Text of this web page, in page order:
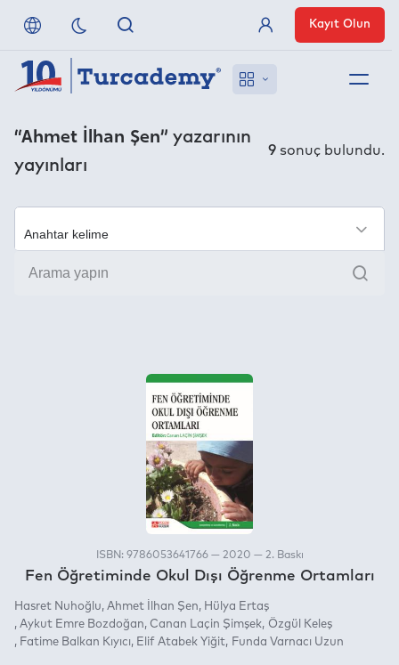
Referanslarımız
Uzaktan Erişim
Nasıl Erişirim
Üye Girişi
Kayıt Olun
“Ahmet İlhan Şen” yazarının
yayınları
9 sonuç bulundu.
Ara
ISBN: 9786053641766 — 2020 — 2. Baskı
Fen Öğretiminde Okul Dışı Öğrenme Ortamları
Hasret Nuhoğlu Ahmet İlhan Şen
Hülya Ertaş
Aykut Emre Bozdoğan
Canan Laçin Şimşek
Özgül Keleş
Fatime Balkan Kıyıcı
Elif Atabek Yiğit Funda Varnacı Uzun